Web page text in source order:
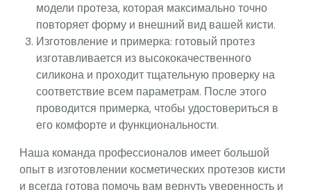
модели протеза, которая максимально точно
повторяет форму и внешний вид вашей кисти.
Изготовление и примерка: готовый протез
изготавливается из высококачественного
силикона и проходит тщательную проверку на
соответствие всем параметрам. После этого
проводится примерка, чтобы удостовериться в
его комфорте и функциональности.
Наша команда профессионалов имеет большой
опыт в изготовлении косметических протезов кисти
и всегда готова помочь вам вернуть уверенность и